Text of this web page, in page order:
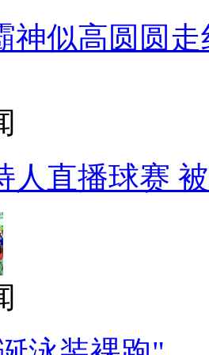
神似高圆圆走
人直播球赛